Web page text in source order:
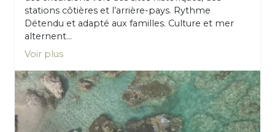
stations côtières et l’arrière-pays. Rythme
Détendu et adapté aux familles. Culture et mer
alternent...
Voir plus